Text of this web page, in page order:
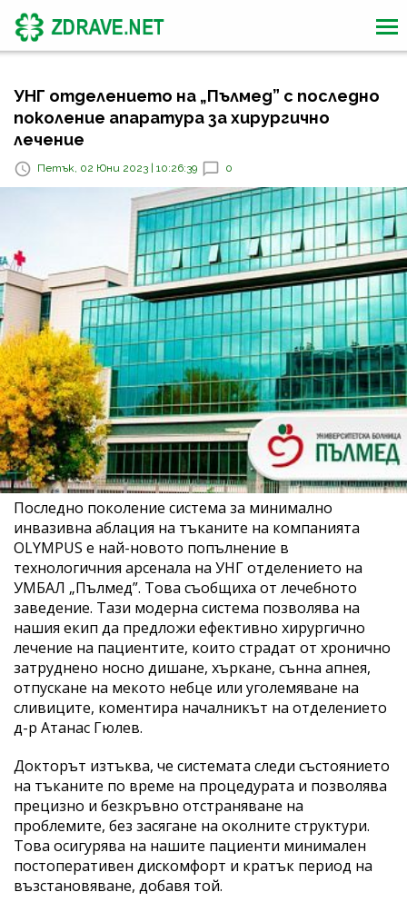
УНГ отделението на „Пълмед” с последно
поколение апаратура за хирургично
лечение
Петък, 02 Юни 2023 | 10:26:39 0
Последно поколение система за минимално
инвазивна аблация на тъканите на компанията
OLYMPUS е най-новото попълнение в
технологичния арсенала на УНГ отделението на
УМБАЛ „Пълмед”. Това съобщиха от лечебното
заведение. Тази модерна система позволява на
нашия екип да предложи ефективно хирургично
лечение на пациентите, които страдат от хронично
затруднено носно дишане, хъркане, сънна апнея,
отпускане на мекото небце или уголемяване на
сливиците, коментира началникът на отделението
д-р Атанас Гюлев.
Докторът изтъква, че системата следи състоянието
на тъканите по време на процедурата и позволява
прецизно и безкръвно отстраняване на
проблемите, без засягане на околните структури.
Това осигурява на нашите пациенти минимален
постоперативен дискомфорт и кратък период на
възстановяване, добавя той.